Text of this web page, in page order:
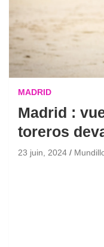
MADRID
Madrid :
toreros
23 juin, 2024